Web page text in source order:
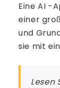
Eine AI -
einer
und
sie mit
Lesen